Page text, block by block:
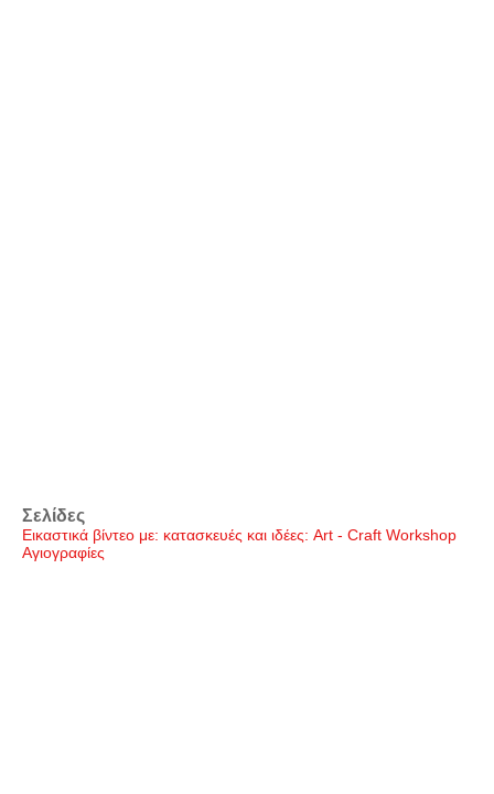
Σελίδες
Εικαστικά βίντεο με: κατασκευές και ιδέες: Art - Craft Workshop
Αγιογραφίες